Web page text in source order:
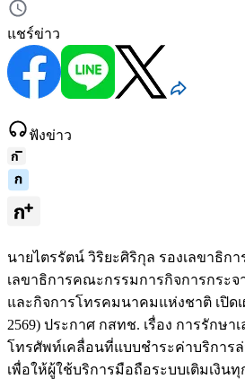
แชร์ข่าว
ฟังข่าว
นายไตรรัตน์ วิริยะศิริกุล รองเลขาธิก
เลขาธิการคณะกรรมการกิจการกระจ
และกิจการโทรคมนาคมแห่งชาติ เปิด
2569) ประกาศ กสทช. เรื่อง การรักษ
โทรศัพท์เคลื่อนที่แบบชำระค่าบริการ
เพื่อให้ผู้ใช้บริการมือถือระบบเติมเงินทุ